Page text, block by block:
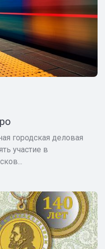
городская деловая
участие в